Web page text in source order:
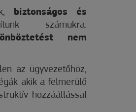
biztonságos és
számukra.
nem
az ügyvezetőhöz,
akik a felmerülő
hozzáállással